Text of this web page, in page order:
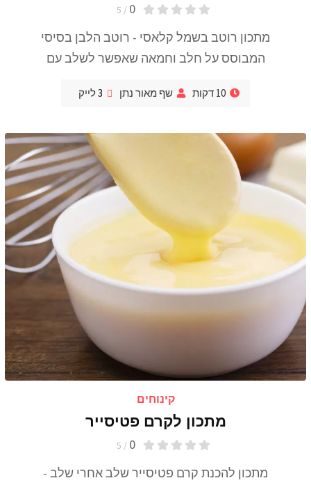
0
/ 5
מתכון רוטב בשמל קלאסי - רוטב הלבן בסיסי
המבוסס על חלב וחמאה שאפשר לשלב עם
10 דקות שף מאור נתן 3לייק
קינוחים
מתכון לקרם פטיסייר
0
/ 5
מתכון להכנת קרם פטיסייר שלב אחרי שלב -